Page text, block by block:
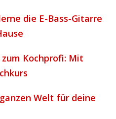
die E-Bass-Gitarre
Kochprofi: Mit
Welt für deine